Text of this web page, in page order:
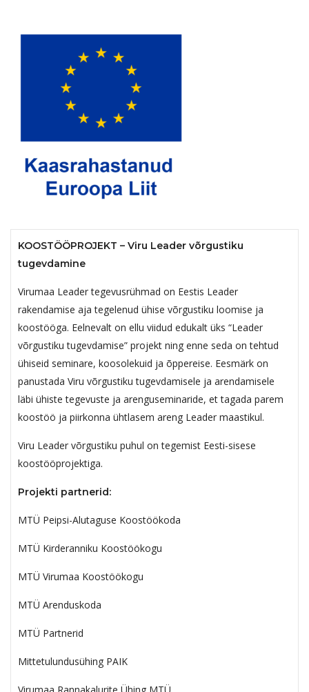
KOOSTÖÖPROJEKT – Viru Leader võrgustiku
tugevdamine
Virumaa Leader tegevusrühmad on Eestis Leader
rakendamise aja tegelenud ühise võrgustiku loomise ja
koostööga. Eelnevalt on ellu viidud edukalt üks “Leader
võrgustiku tugevdamise” projekt ning enne seda on tehtud
ühiseid seminare, koosolekuid ja õppereise. Eesmärk on
panustada Viru võrgustiku tugevdamisele ja arendamisele
läbi ühiste tegevuste ja arenguseminaride, et tagada parem
koostöö ja piirkonna ühtlasem areng Leader maastikul.
Viru Leader võrgustiku puhul on tegemist Eesti-sisese
koostööprojektiga.
Projekti partnerid:
MTÜ Peipsi-Alutaguse Koostöökoda
MTÜ Kirderanniku Koostöökogu
MTÜ Virumaa Koostöökogu
MTÜ Arenduskoda
MTÜ Partnerid
Mittetulundusühing PAIK